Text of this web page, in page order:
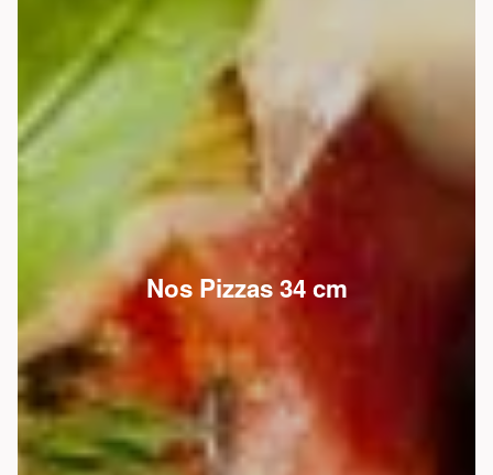
Nos Pizzas 34 cm